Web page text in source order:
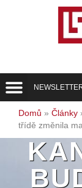
Domů » Články
třídě změnila